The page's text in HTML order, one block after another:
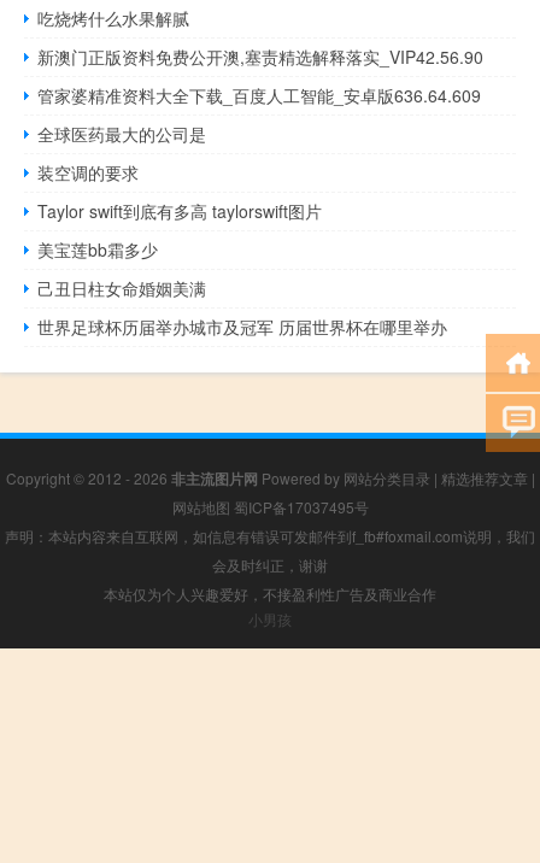
吃烧烤什么水果解腻
新澳门正版资料免费公开澳,塞责精选解释落实_VIP42.56.90
管家婆精准资料大全下载_百度人工智能_安卓版636.64.609
全球医药最大的公司是
装空调的要求
Taylor swift到底有多高 taylorswift图片
美宝莲bb霜多少
己丑日柱女命婚姻美满
世界足球杯历届举办城市及冠军 历届世界杯在哪里举办
Copyright © 2012 - 2026 非主流图片网 Powered by 网站分类目录 | 精选推荐文章 |
网站地图 蜀ICP备17037495号
声明：本站内容来自互联网，如信息有错误可发邮件到f_fb#foxmail.com说明，我们
会及时纠正，谢谢
本站仅为个人兴趣爱好，不接盈利性广告及商业合作
小男孩